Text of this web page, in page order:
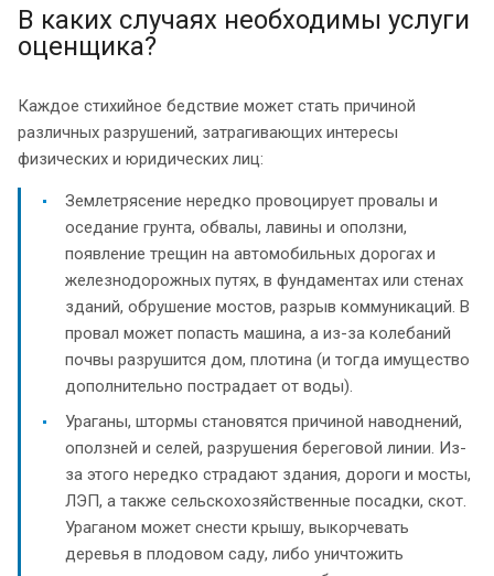
В каких случаях необходимы услуги
оценщика?
Каждое стихийное бедствие может стать причиной
различных разрушений, затрагивающих интересы
физических и юридических лиц:
Землетрясение нередко провоцирует провалы и
оседание грунта, обвалы, лавины и оползни,
появление трещин на автомобильных дорогах и
железнодорожных путях, в фундаментах или стенах
зданий, обрушение мостов, разрыв коммуникаций. В
провал может попасть машина, а из-за колебаний
почвы разрушится дом, плотина (и тогда имущество
дополнительно пострадает от воды).
Ураганы, штормы становятся причиной наводнений,
оползней и селей, разрушения береговой линии. Из-
за этого нередко страдают здания, дороги и мосты,
ЛЭП, а также сельскохозяйственные посадки, скот.
Ураганом может снести крышу, выкорчевать
деревья в плодовом саду, либо уничтожить